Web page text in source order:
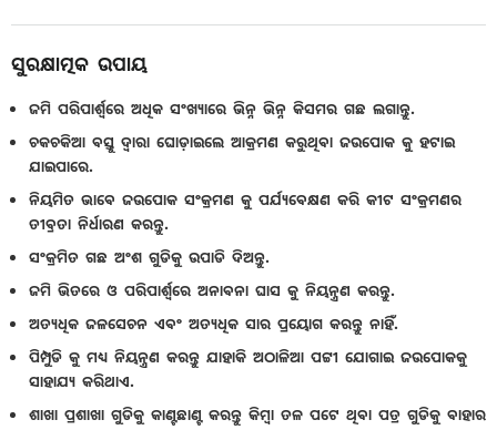
ସୁରକ୍ଷାତ୍ମକ ଉପାୟ
ଜମି ପରିପାର୍ଶ୍ୱରେ ଅଧିକ ସଂଖ୍ୟାରେ ଭିନ୍ନ ଭିନ୍ନ କିସମର ଗଛ ଲଗାନ୍ତୁ.
ଚକଚକିଆ ବସ୍ତୁ ଦ୍ୱାରା ଘୋଡ଼ାଇଲେ ଆକ୍ରମଣ କରୁଥିବା ଜଉପୋକ କୁ ହଟାଇ
ଯାଇପାରେ.
ନିୟମିତ ଭାବେ ଜଉପୋକ ସଂକ୍ରମଣ କୁ ପର୍ଯ୍ୟବେକ୍ଷଣ କରି କୀଟ ସଂକ୍ରମଣର
ତୀବ୍ରତା ନିର୍ଧାରଣ କରନ୍ତୁ.
ସଂକ୍ରମିତ ଗଛ ଅଂଶ ଗୁଡିକୁ ଉପାଡି ଦିଅନ୍ତୁ.
ଜମି ଭିତରେ ଓ ପରିପାର୍ଶ୍ୱରେ ଅନାବନା ଘାସ କୁ ନିୟନ୍ତ୍ରଣ କରନ୍ତୁ.
ଅତ୍ୟଧିକ ଜଳସେଚନ ଏବଂ ଅତ୍ୟଧିକ ସାର ପ୍ରୟୋଗ କରନ୍ତୁ ନାହିଁ.
ପିମ୍ପୁଡି କୁ ମଧ୍ୟ ନିୟନ୍ତ୍ରଣ କରନ୍ତୁ ଯାହାକି ଅଠାଳିଆ ପଟ୍ଟୀ ଯୋଗାଇ ଜଉପୋକକୁ
ସାହାଯ୍ୟ କରିଥାଏ.
ଶାଖା ପ୍ରଶାଖା ଗୁଡିକୁ କାଣ୍ଟଛାଣ୍ଟ କରନ୍ତୁ କିମ୍ବା ତଳ ପଟେ ଥିବା ପତ୍ର ଗୁଡିକୁ ବାହାର